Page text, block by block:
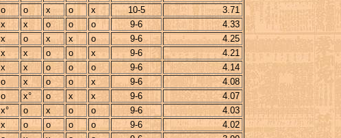
o o x o x 10-5
3.71
x x o o o 9-6
4.33
x o x x o 9-6
4.25
x x o o x 9-6
4.21
x x o o o 9-6
4.14
o x o o x 9-6
4.08
o x° o x x 9-6
4.07
x° o x o o 9-6
4.03
x o o o o 9-6
4.02